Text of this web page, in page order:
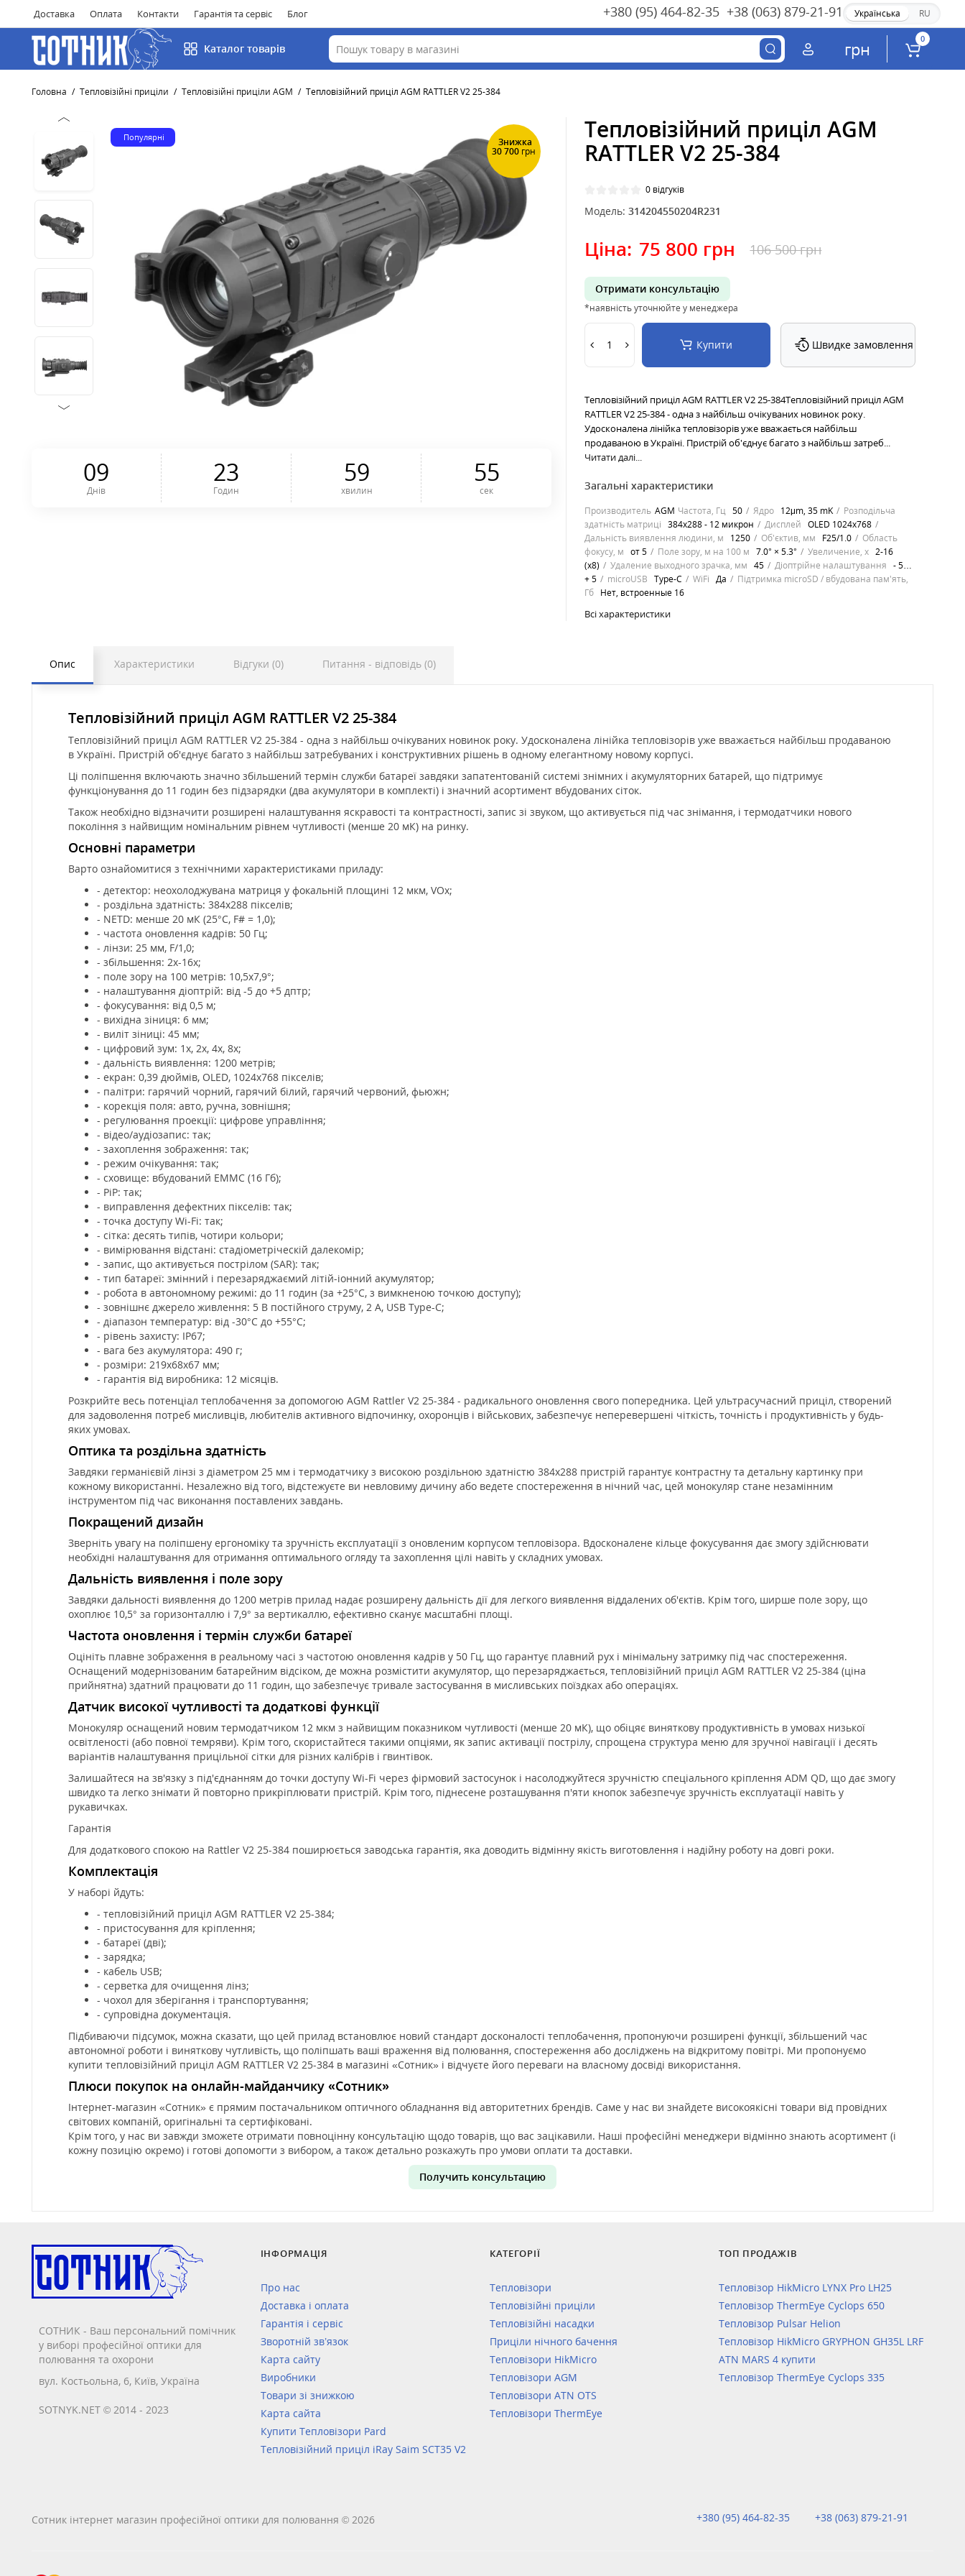
Доставка Оплата Контакти Гарантія та сервіс Блог Українська RU
+380 (95) 464-82-35 +38 (063) 879-21-91
Каталог товарів грн 0
Головна Тепловізійні приціли Тепловізійні приціли AGM Тепловізійний приціл AGM RATTLER V2 25-384
Знижка
30 700 грн
Популярні
09
Днів
23
Годин
59
хвилин
54
сек
Тепловізійний приціл AGM
RATTLER V2 25-384
0 відгуків
Модель: 314204550204R231
Ціна: 75 800 грн 106 500 грн
Отримати консультацію
*наявність уточнюйте у менеджера
Купити Швидке замовлення
Тепловізійний приціл AGM RATTLER V2 25-384Тепловізійний приціл AGM
RATTLER V2 25-384 - одна з найбільш очікуваних новинок року.
Удосконалена лінійка тепловізорів уже вважається найбільш
продаваною в Україні. Пристрій об'єднує багато з найбільш затреб...
Читати далі...
Загальні характеристики
Производитель AGM Частота, Гц 50 Ядро 12μm, 35 mK
Розподільча
здатність матриці
384x288 - 12 микрон Дисплей
OLED 1024х768
Дальність виявлення людини, м
1250 Об'єктив, мм F25/1.0
Область
фокусу, м
от 5 Поле зору, м на 100 м 7.0° × 5.3° Увеличение, х 2-16
(x8)
Удаление выходного зрачка, мм 45 Діоптрійне налаштування
- 5…
+ 5
microUSB Type-C WiFi Да
Підтримка microSD / вбудована пам'ять,
Гб Нет, встроенные 16
Всі характеристики
Опис Характеристики Відгуки (0) Питання - відповідь (0)
Тепловізійний приціл AGM RATTLER V2 25-384
Тепловізійний приціл AGM RATTLER V2 25-384 - одна з найбільш очікуваних новинок року. Удосконалена лінійка тепловізорів уже вважається найбільш продаваною
в Україні. Пристрій об'єднує багато з найбільш затребуваних і конструктивних рішень в одному елегантному новому корпусі.
Ці поліпшення включають значно збільшений термін служби батареї завдяки запатентованій системі знімних і акумуляторних батарей, що підтримує
функціонування до 11 годин без підзарядки (два акумулятори в комплекті) і значний асортимент вбудованих сіток.
Також необхідно відзначити розширені налаштування яскравості та контрастності, запис зі звуком, що активується під час знімання, і термодатчики нового
покоління з найвищим номінальним рівнем чутливості (менше 20 мК) на ринку.
Основні параметри
Варто ознайомитися з технічними характеристиками приладу:
- детектор: неохолоджувана матриця у фокальній площині 12 мкм, VOx;
- роздільна здатність: 384х288 пікселів;
- NETD: менше 20 мК (25°C, F# = 1,0);
- частота оновлення кадрів: 50 Гц;
- лінзи: 25 мм, F/1,0;
- збільшення: 2х-16х;
- поле зору на 100 метрів: 10,5х7,9°;
- налаштування діоптрій: від -5 до +5 дптр;
- фокусування: від 0,5 м;
- вихідна зіниця: 6 мм;
- виліт зіниці: 45 мм;
- цифровий зум: 1х, 2х, 4х, 8х;
- дальність виявлення: 1200 метрів;
- екран: 0,39 дюймів, OLED, 1024х768 пікселів;
- палітри: гарячий чорний, гарячий білий, гарячий червоний, фьюжн;
- корекція поля: авто, ручна, зовнішня;
- регулювання проекції: цифрове управління;
- відео/аудіозапис: так;
- захоплення зображення: так;
- режим очікування: так;
- сховище: вбудований EMMC (16 Гб);
- PiP: так;
- виправлення дефектних пікселів: так;
- точка доступу Wi-Fi: так;
- сітка: десять типів, чотири кольори;
- вимірювання відстані: стадіометріческій далекомір;
- запис, що активується пострілом (SAR): так;
- тип батареї: змінний і перезаряджаємий літій-іонний акумулятор;
- робота в автономному режимі: до 11 годин (за +25°C, з вимкненою точкою доступу);
- зовнішнє джерело живлення: 5 В постійного струму, 2 А, USB Type-C;
- діапазон температур: від -30°C до +55°C;
- рівень захисту: IP67;
- вага без акумулятора: 490 г;
- розміри: 219х68х67 мм;
- гарантія від виробника: 12 місяців.
Розкрийте весь потенціал теплобачення за допомогою AGM Rattler V2 25-384 - радикального оновлення свого попередника. Цей ультрасучасний приціл, створений
для задоволення потреб мисливців, любителів активного відпочинку, охоронців і військових, забезпечує неперевершені чіткість, точність і продуктивність у будь-
яких умовах.
Оптика та роздільна здатність
Завдяки германієвій лінзі з діаметром 25 мм і термодатчику з високою роздільною здатністю 384x288 пристрій гарантує контрастну та детальну картинку при
кожному використанні. Незалежно від того, відстежуєте ви невловиму дичину або ведете спостереження в нічний час, цей монокуляр стане незамінним
інструментом під час виконання поставлених завдань.
Покращений дизайн
Зверніть увагу на поліпшену ергономіку та зручність експлуатації з оновленим корпусом тепловізора. Вдосконалене кільце фокусування дає змогу здійснювати
необхідні налаштування для отримання оптимального огляду та захоплення цілі навіть у складних умовах.
Дальність виявлення і поле зору
Завдяки дальності виявлення до 1200 метрів прилад надає розширену дальність дії для легкого виявлення віддалених об'єктів. Крім того, ширше поле зору, що
охоплює 10,5° за горизонталлю і 7,9° за вертикаллю, ефективно сканує масштабні площі.
Частота оновлення і термін служби батареї
Оцініть плавне зображення в реальному часі з частотою оновлення кадрів у 50 Гц, що гарантує плавний рух і мінімальну затримку під час спостереження.
Оснащений модернізованим батарейним відсіком, де можна розмістити акумулятор, що перезаряджається, тепловізійний приціл AGM RATTLER V2 25-384 (ціна
прийнятна) здатний працювати до 11 годин, що забезпечує тривале застосування в мисливських поїздках або операціях.
Датчик високої чутливості та додаткові функції
Монокуляр оснащений новим термодатчиком 12 мкм з найвищим показником чутливості (менше 20 мК), що обіцяє виняткову продуктивність в умовах низької
освітленості (або повної темряви). Крім того, скористайтеся такими опціями, як запис активації пострілу, спрощена структура меню для зручної навігації і десять
варіантів налаштування прицільної сітки для різних калібрів і гвинтівок.
Залишайтеся на зв'язку з під'єднанням до точки доступу Wi-Fi через фірмовий застосунок і насолоджуйтеся зручністю спеціального кріплення ADM QD, що дає змогу
швидко та легко знімати й повторно прикріплювати пристрій. Крім того, піднесене розташування п'яти кнопок забезпечує зручність експлуатації навіть у
рукавичках.
Гарантія
Для додаткового спокою на Rattler V2 25-384 поширюється заводська гарантія, яка доводить відмінну якість виготовлення і надійну роботу на довгі роки.
Комплектація
У наборі йдуть:
- тепловізійний приціл AGM RATTLER V2 25-384;
- пристосування для кріплення;
- батареї (дві);
- зарядка;
- кабель USB;
- серветка для очищення лінз;
- чохол для зберігання і транспортування;
- супровідна документація.
Підбиваючи підсумок, можна сказати, що цей прилад встановлює новий стандарт досконалості теплобачення, пропонуючи розширені функції, збільшений час
автономної роботи і виняткову чутливість, що поліпшать ваші враження від полювання, спостереження або досліджень на відкритому повітрі. Ми пропонуємо
купити тепловізійний приціл AGM RATTLER V2 25-384 в магазині «Сотник» і відчуєте його переваги на власному досвіді використання.
Плюси покупок на онлайн-майданчику «Сотник»
Інтернет-магазин «Сотник» є прямим постачальником оптичного обладнання від авторитетних брендів. Саме у нас ви знайдете високоякісні товари від провідних
світових компаній, оригінальні та сертифіковані.
Крім того, у нас ви завжди зможете отримати повноцінну консультацію щодо товарів, що вас зацікавили. Наші професійні менеджери відмінно знають асортимент (і
кожну позицію окремо) і готові допомогти з вибором, а також детально розкажуть про умови оплати та доставки.
Получить консультацию
СОТНИК - Ваш персональний помічник
у виборі професійної оптики для
полювання та охорони
вул. Костьольна, 6, Київ, Україна
SOTNYK.NET © 2014 - 2023
ІНФОРМАЦІЯ
Про нас
Доставка і оплата
Гарантія і сервіс
Зворотній зв’язок
Карта сайту
Виробники
Товари зі знижкою
Карта сайта
Купити Тепловізори Pard
Тепловізійний приціл iRay Saim SCT35 V2
КАТЕГОРІЇ
Тепловізори
Тепловізійні приціли
Тепловізійні насадки
Приціли нічного бачення
Тепловізори HikMicro
Тепловізори AGM
Тепловізори ATN OTS
Тепловізори ThermEye
ТОП ПРОДАЖІВ
Тепловізор HikMicro LYNX Pro LH25
Тепловізор ThermEye Cyclops 650
Тепловізор Pulsar Helion
Тепловізор HikMicro GRYPHON GH35L LRF
ATN MARS 4 купити
Тепловізор ThermEye Cyclops 335
Сотник інтернет магазин професійної оптики для полювання © 2026 +380 (95) 464-82-35 +38 (063) 879-21-91